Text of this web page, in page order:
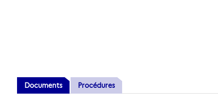
Documents Procédures